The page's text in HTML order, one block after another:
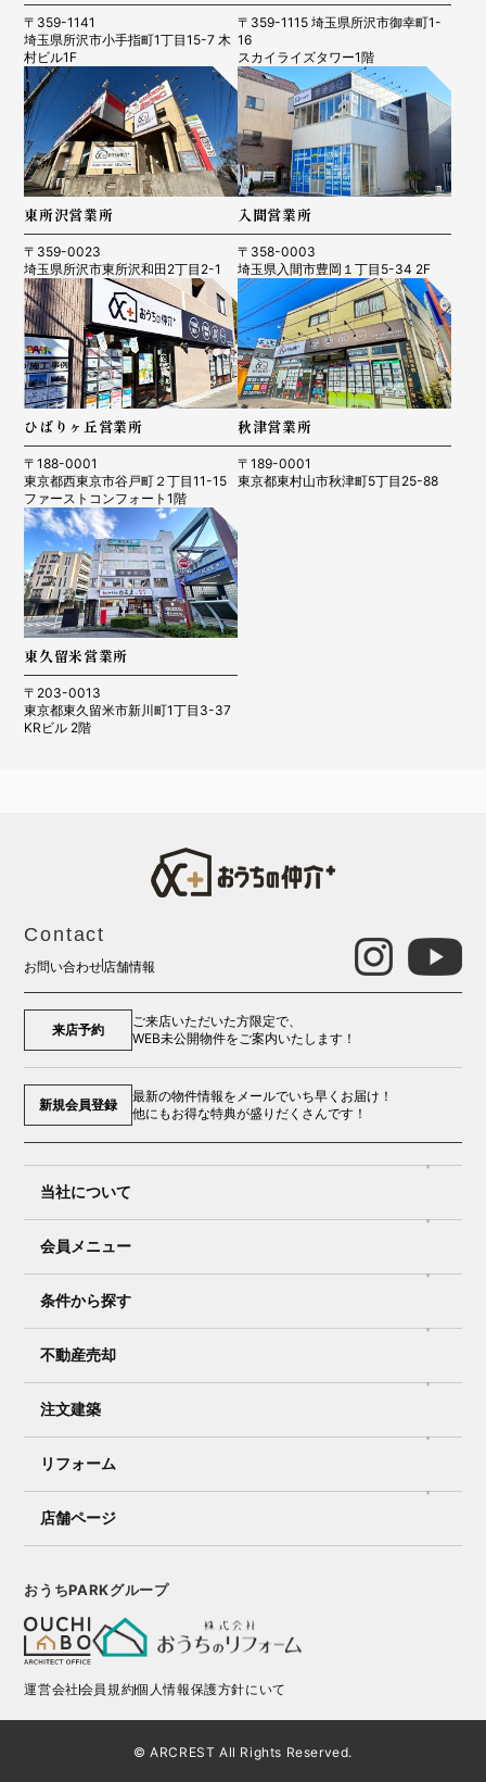
〒359-1141
埼玉県所沢市小手指町1丁目15-7 木
村ビル1F
〒359-1115 埼玉県所沢市御幸町1-
16
スカイライズタワー1階
東所沢営業所
〒359-0023
埼玉県所沢市東所沢和田2丁目2-1
入間営業所
〒358-0003
埼玉県入間市豊岡１丁目5-34 2F
ひばりヶ丘営業所
〒188-0001
東京都西東京市谷戸町２丁目11-15
ファーストコンフォート1階
秋津営業所
〒189-0001
東京都東村山市秋津町5丁目25-88
東久留米営業所
〒203-0013
東京都東久留米市新川町1丁目3-37
KRビル 2階
Contact
お問い合わせ 店舗情報
来店予約
ご来店いただいた方限定で、
WEB未公開物件をご案内いたします！
新規会員登録
最新の物件情報をメールでいち早くお届け！
他にもお得な特典が盛りだくさんです！
当社について
会員メニュー
条件から探す
不動産売却
注文建築
リフォーム
店舗ページ
おうちPARKグループ
運営会社会員規約個人情報保護方針にいて
© ARCREST All Rights Reserved.